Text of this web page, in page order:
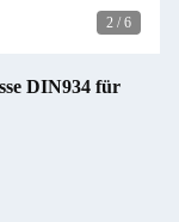
2 / 6
DIN934 für